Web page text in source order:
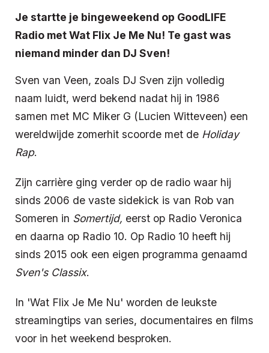
Je startte je bingeweekend op GoodLIFE
Radio met Wat Flix Je Me Nu! Te gast was
niemand minder dan DJ Sven!
Sven van Veen, zoals DJ Sven zijn volledig
naam luidt, werd bekend nadat hij in 1986
samen met MC Miker G (Lucien Witteveen) een
wereldwijde zomerhit scoorde met de Holiday
Rap.
Zijn carrière ging verder op de radio waar hij
sinds 2006 de vaste sidekick is van Rob van
Someren in Somertijd, eerst op Radio Veronica
en daarna op Radio 10. Op Radio 10 heeft hij
sinds 2015 ook een eigen programma genaamd
Sven's Classix.
In 'Wat Flix Je Me Nu' worden de leukste
streamingtips van series, documentaires en films
voor in het weekend besproken.